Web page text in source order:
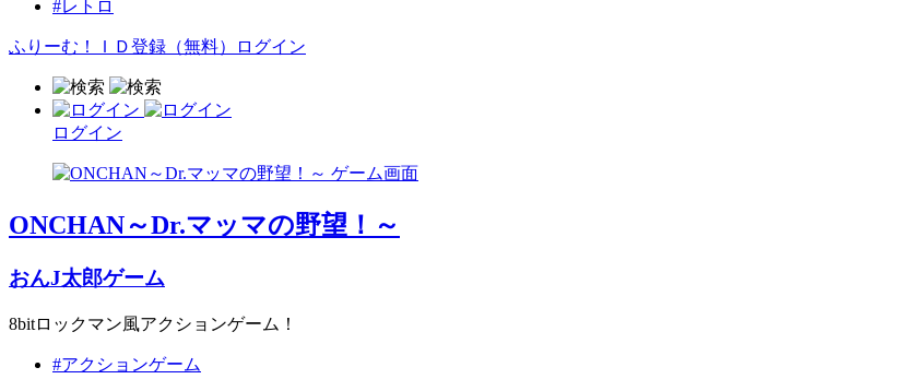
#レトロ
ふりーむ！ＩＤ登録（無料） ログイン
ログイン
ONCHAN～Dr.マッマの野望！～
おんJ太郎ゲーム
8bitロックマン風アクションゲーム！
#アクションゲーム